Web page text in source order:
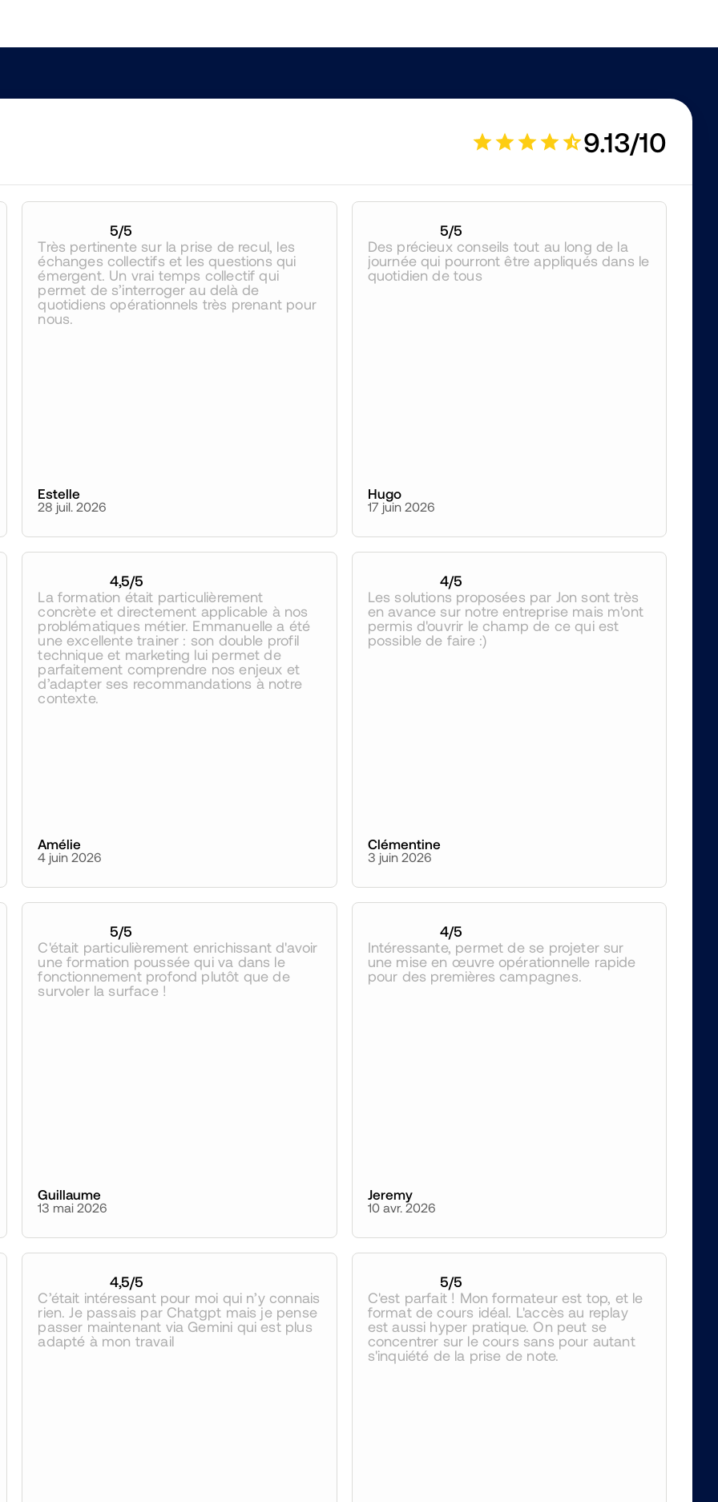
9.13/10
5/5
Très pertinente sur la prise de recul, les
échanges collectifs et les questions qui
émergent. Un vrai temps collectif qui
permet de s’interroger au delà de
quotidiens opérationnels très prenant pour
nous.
Estelle
28 juil. 2026
5/5
Des précieux conseils tout au long de la
journée qui pourront être appliqués dans le
quotidien de tous
Hugo
17 juin 2026
4,5/5
La formation était particulièrement
concrète et directement applicable à nos
problématiques métier. Emmanuelle a été
une excellente trainer : son double profil
technique et marketing lui permet de
parfaitement comprendre nos enjeux et
d’adapter ses recommandations à notre
contexte.
Amélie
4 juin 2026
4/5
Les solutions proposées par Jon sont très
en avance sur notre entreprise mais m'ont
permis d'ouvrir le champ de ce qui est
possible de faire :)
Clémentine
3 juin 2026
5/5
C'était particulièrement enrichissant d'avoir
une formation poussée qui va dans le
fonctionnement profond plutôt que de
survoler la surface !
Guillaume
13 mai 2026
4/5
Intéressante, permet de se projeter sur
une mise en œuvre opérationnelle rapide
pour des premières campagnes.
Jeremy
10 avr. 2026
4,5/5
C’était intéressant pour moi qui n’y connais
rien. Je passais par Chatgpt mais je pense
passer maintenant via Gemini qui est plus
adapté à mon travail
5/5
C'est parfait ! Mon formateur est top, et le
format de cours idéal. L'accès au replay
est aussi hyper pratique. On peut se
concentrer sur le cours sans pour autant
s'inquiété de la prise de note.